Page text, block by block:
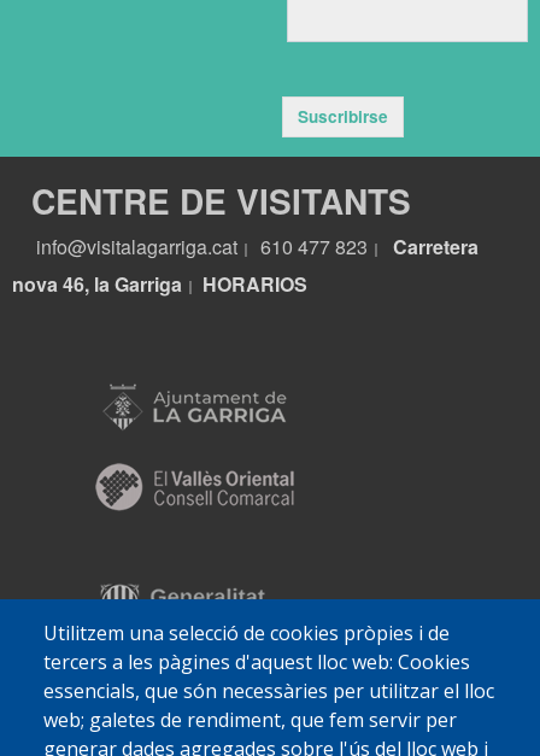
Utilitzem una selecció de cookies pròpies i de
tercers a les pàgines d'aquest lloc web: Cookies
essencials, que són necessàries per utilitzar el lloc
web; galetes de rendiment, que fem servir per
generar dades agregades sobre l'ús del lloc web i
Suscribirse
CENTRE DE VISITANTS
info@visitalagarriga.cat 610 477 823
Carretera
nova 46, la Garriga
HORARIOS